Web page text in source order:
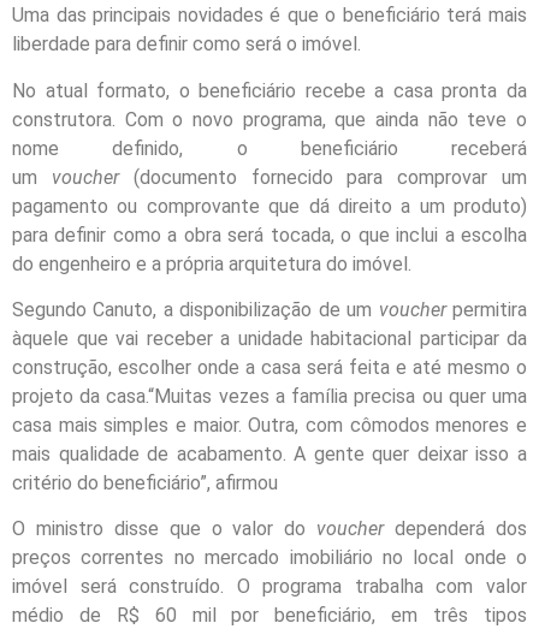
Uma das principais novidades é que o beneficiário terá mais
liberdade para definir como será o imóvel.
No atual formato, o beneficiário recebe a casa pronta da
construtora. Com o novo programa, que ainda não teve o
nome definido, o beneficiário receberá
um voucher(documento fornecido para comprovar um
pagamento ou comprovante que dá direito a um produto)
para definir como a obra será tocada, o que inclui a escolha
do engenheiro e a própria arquitetura do imóvel.
Segundo Canuto, a disponibilização de um voucherpermitira
àquele que vai receber a unidade habitacional participar da
construção, escolher onde a casa será feita e até mesmo o
projeto da casa.“Muitas vezes a família precisa ou quer uma
casa mais simples e maior. Outra, com cômodos menores e
mais qualidade de acabamento. A gente quer deixar isso a
critério do beneficiário”, afirmou
O ministro disse que o valor do voucherdependerá dos
preços correntes no mercado imobiliário no local onde o
imóvel será construído. O programa trabalha com valor
médio de R$ 60 mil por beneficiário, em três tipos